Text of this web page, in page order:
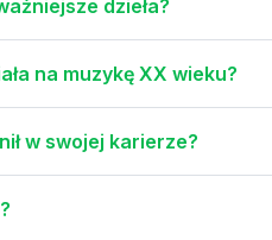
dzieła?
na muzykę XX wieku?
w swojej karierze?